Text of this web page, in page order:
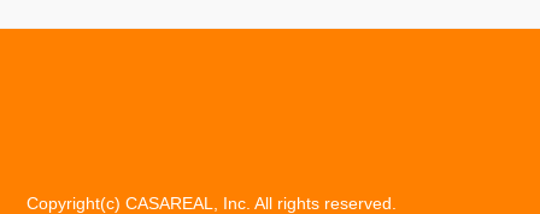
Copyright(c) CASAREAL, Inc. All rights reserved.